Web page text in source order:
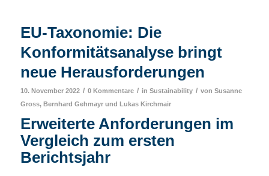
EU-Taxonomie: Die
Konformitätsanalyse bringt
neue Herausforderungen
10. November 2022 / 0 Kommentare / in Sustainability / von Susanne
Gross, Bernhard Gehmayrund Lukas Kirchmair
Erweiterte Anforderungen im
Vergleich zum ersten
Berichtsjahr